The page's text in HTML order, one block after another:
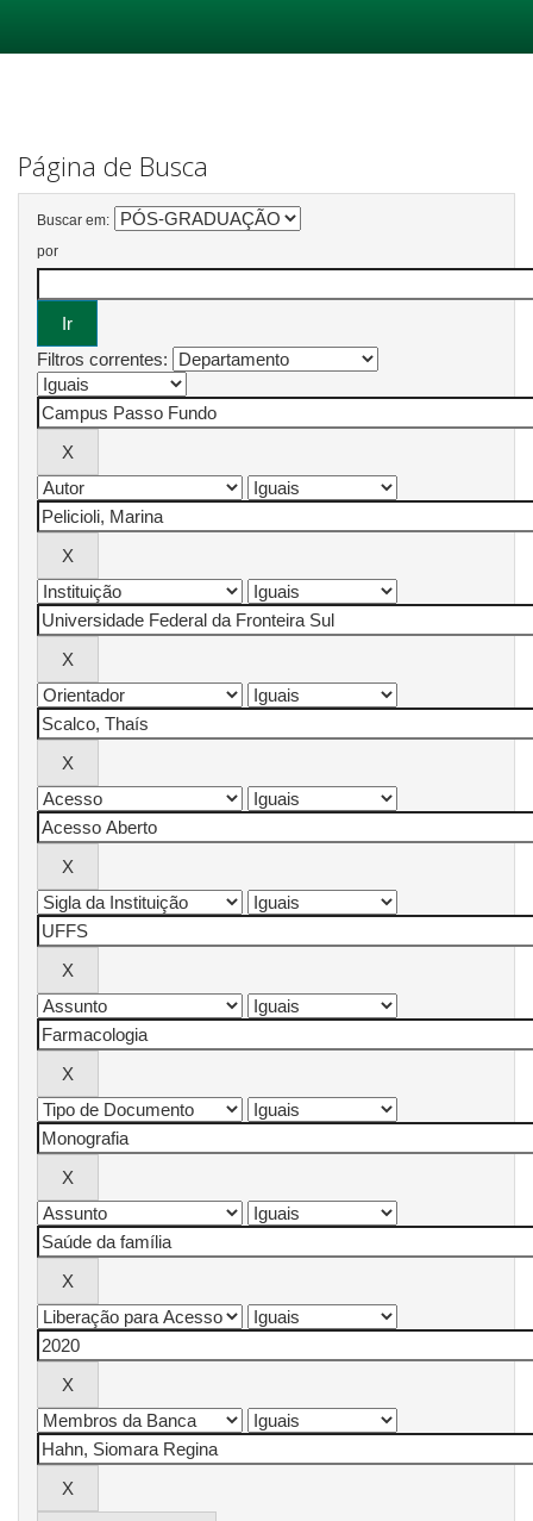
Página de Busca
Buscar em:
por
Filtros correntes: